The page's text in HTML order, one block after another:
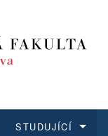
STUDUJÍCÍ